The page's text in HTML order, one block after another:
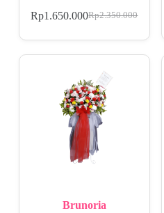
Rp2.350.000
Rp1.650.000
Brunoria